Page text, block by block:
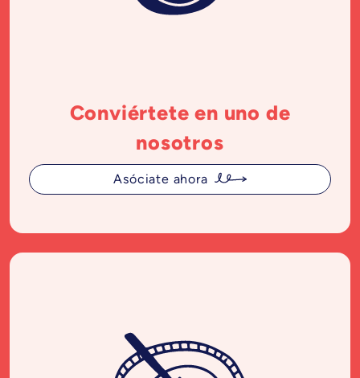
Conviértete en uno de
nosotros
Asóciate ahora